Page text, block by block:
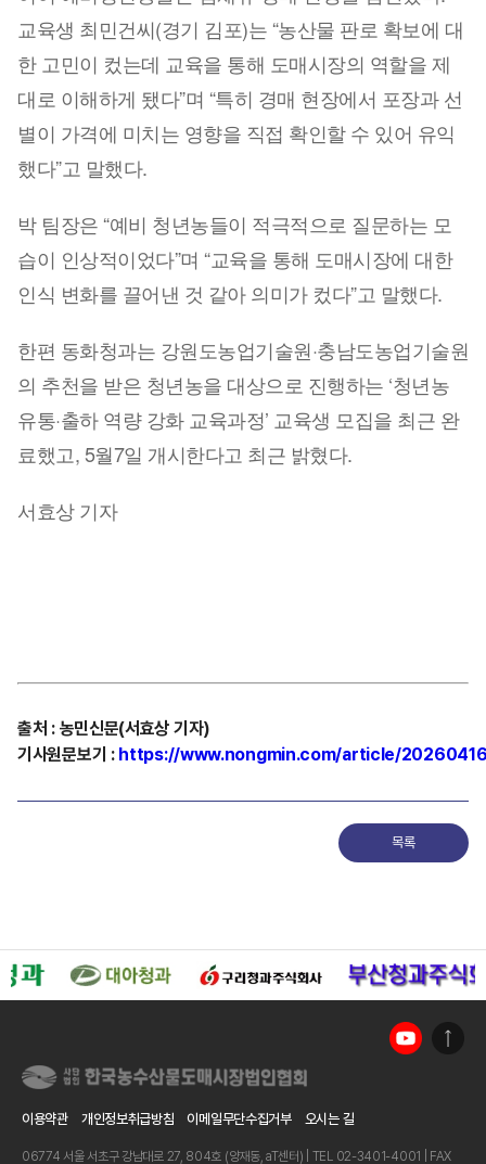
교육생 최민건씨(경기 김포)는 “농산물 판로 확보에 대
한 고민이 컸는데 교육을 통해 도매시장의 역할을 제
대로 이해하게 됐다”며 “특히 경매 현장에서 포장과 선
별이 가격에 미치는 영향을 직접 확인할 수 있어 유익
했다”고 말했다.
박 팀장은 “예비 청년농들이 적극적으로 질문하는 모
습이 인상적이었다”며 “교육을 통해 도매시장에 대한
인식 변화를 끌어낸 것 같아 의미가 컸다”고 말했다.
한편 동화청과는 강원도농업기술원·충남도농업기술원
의 추천을 받은 청년농을 대상으로 진행하는 ‘청년농
유통·출하 역량 강화 교육과정’ 교육생 모집을 최근 완
료했고, 5월7일 개시한다고 최근 밝혔다.
서효상 기자
출처 : 농민신문(서효상 기자)
기사원문보기 : https://www.nongmin.com/article/
목록
이용약관 개인정보취급방침 이메일무단수집거부 오시는 길
06774 서울 서초구 강남대로 27, 804호 (양재동, aT센터) | TEL 02-3401-4001 | FAX